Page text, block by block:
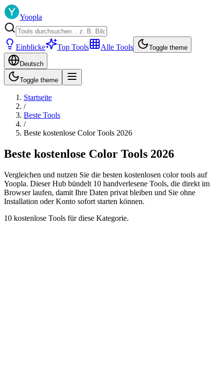
Yoopla
Einblicke Top Tools Alle Tools Toggle theme
Deutsch
Toggle theme
Startseite
/
Beste Tools
/
Beste kostenlose Color Tools 2026
Beste kostenlose Color Tools 2026
Vergleichen und nutzen Sie die besten kostenlosen color tools auf
Yoopla. Dieser Hub bündelt 10 handverlesene Tools, die direkt im
Browser laufen, damit Ihre Daten privat bleiben und Sie ohne
Installation oder Konto sofort starten können.
10 kostenlose Tools für diese Kategorie.